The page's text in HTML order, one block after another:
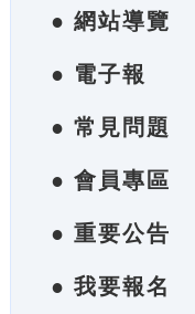
● 網站導覽
● 電子報
● 常見問題
● 會員專區
● 重要公告
● 我要報名